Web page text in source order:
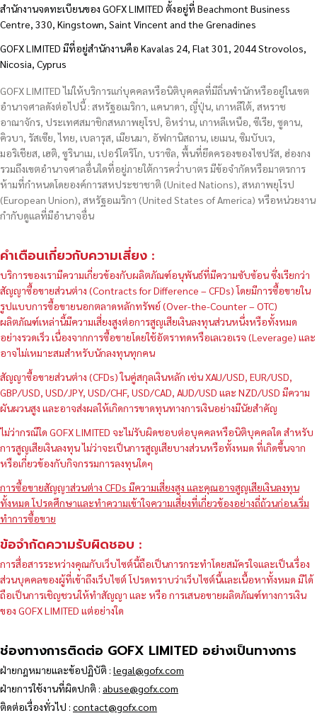
สำนักงานจดทะเบียนของ GOFX LIMITED ตั้งอยู่ที่ Beachmont Business
Centre, 330, Kingstown, Saint Vincent and the Grenadines
GOFX LIMITED มีที่อยู่สำนักงานคือ Kavalas 24, Flat 301, 2044 Strovolos,
Nicosia, Cyprus
GOFX LIMITED ไม่ให้บริการแก่บุคคลหรือนิติบุคคลที่มีถิ่นพำนักหรืออยู่ในเขต
อำนาจศาลดังต่อไปนี้ : สหรัฐอเมริกา, แคนาดา, ญี่ปุ่น, เกาหลีใต้, สหราช
อาณาจักร, ประเทศสมาชิกสหภาพยุโรป, อิหร่าน, เกาหลีเหนือ, ซีเรีย, ซูดาน,
คิวบา, รัสเซีย, ไทย, เบลารุส, เมียนมา, อัฟกานิสถาน, เยเมน, ซิมบับเว,
มอริเชียส, เฮติ, ซูรินาเม, เปอร์โตริโก, บราซิล, พื้นที่ยึดครองของไซปรัส, ฮ่องกง
รวมถึงเขตอำนาจศาลอื่นใดที่อยู่ภายใต้การคว่ำบาตร มีข้อจำกัดหรือมาตรการ
ห้ามที่กำหนดโดยองค์การสหประชาชาติ (United Nations), สหภาพยุโรป
(European Union), สหรัฐอเมริกา (United States of America) หรือหน่วยงาน
กำกับดูแลที่มีอำนาจอื่น
คำเตือนเกี่ยวกับความเสี่ยง :
บริการของเรามีความเกี่ยวข้องกับผลิตภัณฑ์อนุพันธ์ที่มีความซับซ้อน ซึ่งเรียกว่า
สัญญาซื้อขายส่วนต่าง (Contracts for Difference – CFDs) โดยมีการซื้อขายใน
รูปแบบการซื้อขายนอกตลาดหลักทรัพย์ (Over-the-Counter – OTC)
ผลิตภัณฑ์เหล่านี้มีความเสี่ยงสูงต่อการสูญเสียเงินลงทุนส่วนหนึ่งหรือทั้งหมด
อย่างรวดเร็ว เนื่องจากการซื้อขายโดยใช้อัตราทดหรือเลเวอเรจ (Leverage) และ
อาจไม่เหมาะสมสำหรับนักลงทุนทุกคน
สัญญาซื้อขายส่วนต่าง (CFDs) ในคู่สกุลเงินหลัก เช่น XAU/USD, EUR/USD,
GBP/USD, USD/JPY, USD/CHF, USD/CAD, AUD/USD และ NZD/USD มีความ
ผันผวนสูง และอาจส่งผลให้เกิดการขาดทุนทางการเงินอย่างมีนัยสำคัญ
ไม่ว่ากรณีใด GOFX LIMITED จะไม่รับผิดชอบต่อบุคคลหรือนิติบุคคลใด สำหรับ
การสูญเสียเงินลงทุน ไม่ว่าจะเป็นการสูญเสียบางส่วนหรือทั้งหมด ที่เกิดขึ้นจาก
หรือเกี่ยวข้องกับกิจกรรมการลงทุนใดๆ
การซื้อขายสัญญาส่วนต่าง CFDs มีความเสี่ยงสูง และคุณอาจสูญเสียเงินลงทุน
ทั้งหมด โปรดศึกษาและทำความเข้าใจความเสี่ยงที่เกี่ยวข้องอย่างถี่ถ้วนก่อนเริ่ม
ทำการซื้อขาย
ข้อจำกัดความรับผิดชอบ :
การสื่อสารระหว่างคุณกับเว็บไซต์นี้ถือเป็นการกระทำโดยสมัครใจและเป็นเรื่อง
ส่วนบุคคลของผู้ที่เข้าถึงเว็บไซต์ โปรดทราบว่าเว็บไซต์นี้และเนื้อหาทั้งหมด มิได้
ถือเป็นการเชิญชวนให้ทำสัญญา และ หรือ การเสนอขายผลิตภัณฑ์ทางการเงิน
ของ GOFX LIMITED แต่อย่างใด
ช่องทางการติดต่อ GOFX LIMITED อย่างเป็นทางการ
ฝ่ายกฎหมายและข้อปฏิบัติ : legal@gofx.com
ฝ่ายการใช้งานที่ผิดปกติ : abuse@gofx.com
ติดต่อเรื่องทั่วไป : contact@gofx.com